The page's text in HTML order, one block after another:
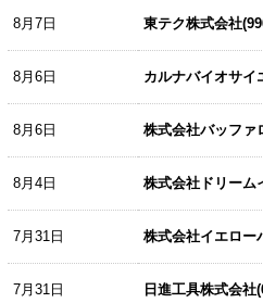
2026/08/07 NEW
リーダー電子(6867)
今すぐ登録
東テク(9960)
今すぐ登録
アナリストレポート（シェア
ＳＢＳホールディングス(2384)
今すぐ
2026年12月期 第２四半期決算
レント(372A)
今すぐ登録
8月7日 東テク株式会社
8月6日 カルナバイオサイ
8月6日 株式会社バッファ
8月4日 株式会社ドリーム
7月31日 株式会社イエロー
7月31日 日進工具株式会社
これまで開催した、個人投資
今後のスケジュールにつきまし
お知らせ
8/3 カバー(5253)の掲載を開始いた
8/3日本テクノ・ラボ(3849)の掲載
5/21 梅の花グループ(7604)の掲載
【ニュースリリース】
【ご提案書】戦略的グロ